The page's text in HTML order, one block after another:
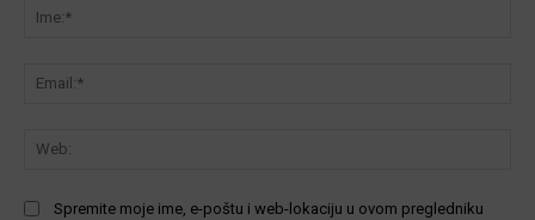
Spremite moje ime, e-poštu i web-lokaciju u ovom pregledniku